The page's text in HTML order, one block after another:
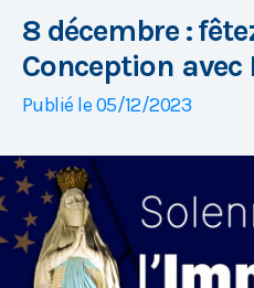
8 décembre :
Conception avec
Publié le 05/12/2023